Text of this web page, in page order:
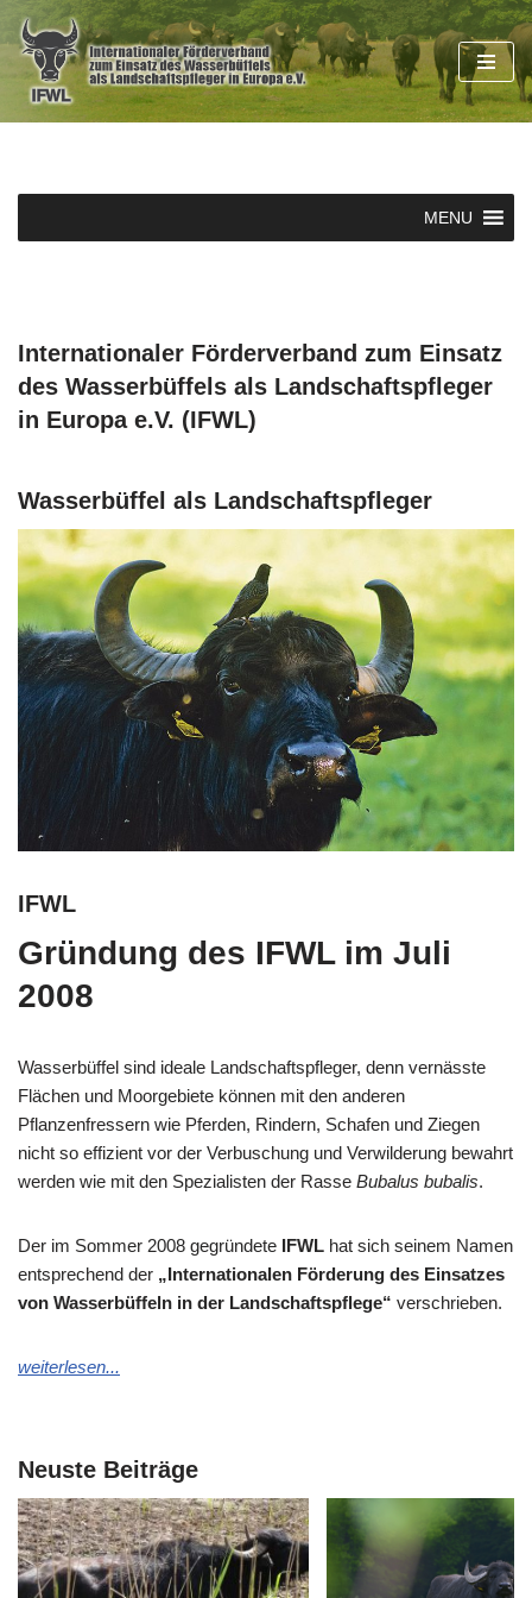
Zum
Inhalt
springen
MENU
Internationaler Förderverband zum Einsatz
des Wasserbüffels als Landschaftspfleger
in Europa e.V. (IFWL)
Wasserbüffel als Landschaftspfleger
IFWL
Gründung des IFWL im Juli
2008
Wasserbüffel sind ideale Landschaftspfleger, denn vernässte
Flächen und Moorgebiete können mit den anderen
Pflanzenfressern wie Pferden, Rindern, Schafen und Ziegen
nicht so effizient vor der Verbuschung und Verwilderung bewahrt
werden wie mit den Spezialisten der Rasse Bubalus bubalis.
Der im Sommer 2008 gegründete IFWL hat sich seinem Namen
entsprechend der „Internationalen Förderung des Einsatzes
von Wasserbüffeln in der Landschaftspflege“ verschrieben.
weiterlesen...
Neuste Beiträge